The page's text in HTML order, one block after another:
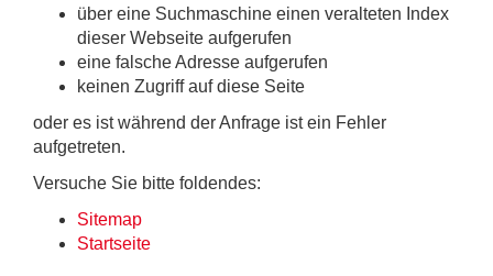
über eine Suchmaschine einen veralteten Index
dieser Webseite aufgerufen
eine falsche Adresse aufgerufen
keinen Zugriff auf diese Seite
oder es ist während der Anfrage ist ein Fehler
aufgetreten.
Versuche Sie bitte foldendes:
Sitemap
Startseite